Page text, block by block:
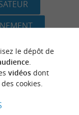
2026 à 10:28:21
un internaute
le dépôt de
.
vidéosdont
cookies.